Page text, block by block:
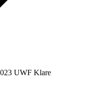
UWF Klare